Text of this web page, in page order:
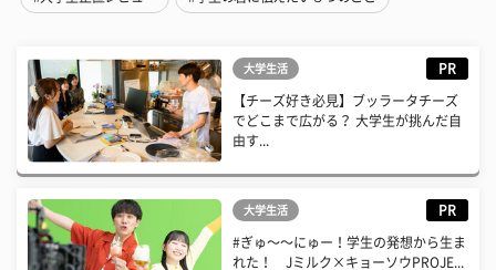
大学生活 PR
【チーズ好き必見】ブッラータチーズ
でどこまで広がる？ 大学生が挑んだ自
由す...
大学生活 PR
#ぎゅ〜〜にゅー！学生の発想から生ま
れた！ Jミルク×キョーソウPROJE...